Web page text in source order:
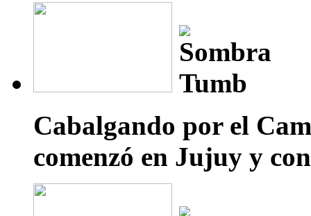
Cabalgando por el
comenzó en Jujuy y